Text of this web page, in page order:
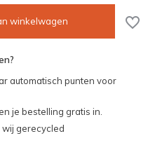
winkelwagen
automatisch punten voor
je bestelling gratis in.
gerecycled